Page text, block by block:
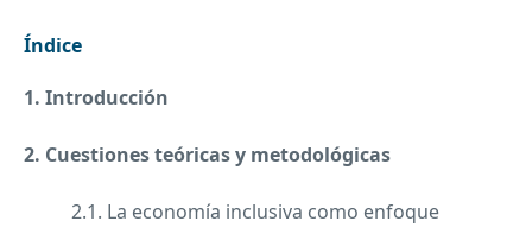
Índice
1. Introducción
2. Cuestiones teóricas y metodológicas
2.1. La economía inclusiva como enfoque